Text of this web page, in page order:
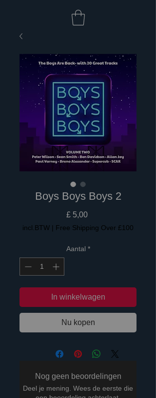
Boys Boys Boys 2
£ 5,00Prijs
incl.BTW | Free Shipping Over £100
Aantal *
In winkelwagen
Nu kopen
Nog geen beoordelingen
Deel je mening. Wees de eerste die